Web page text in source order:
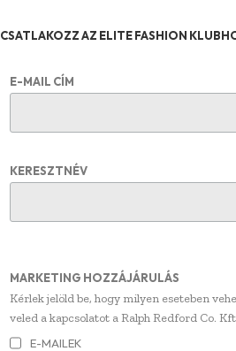
CSATLAKOZZ AZ ELITE FASHION
E-MAIL CÍM
KERESZTNÉV
MARKETING HOZZÁJÁRULÁS
Kérlek jelöld be, hogy milyen eseteben
veled a kapcsolatot a Ralph Redford Co.
E-MAILEK